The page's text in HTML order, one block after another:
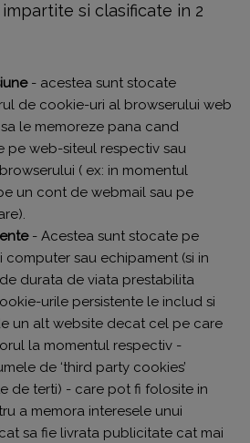
si clasificate in 2
- acestea sunt stocate
de cookie-uri al browserului web
le memoreze pana cand
pe web-siteul respectiv sau
( ex: in momentul
un cont de webmail sau pe
- Acestea sunt stocate pe
computer sau echipament (si in
durata de viata prestabilita
urile persistente le includ si
un alt website decat cel pe care
la momentul respectiv -
de ‘third party cookies’
de terti) - care pot fi folosite in
a memora interesele unui
sa fie livrata publicitate cat mai